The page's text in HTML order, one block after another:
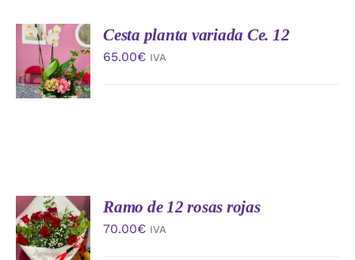
AÑADIR
AL
CARRITO
/
DETALLES
Cesta planta variada Ce. 12
65.00€ IVA
AÑADIR
AL
CARRITO
/
Ramo de 12 rosas rojas
70.00€ IVA